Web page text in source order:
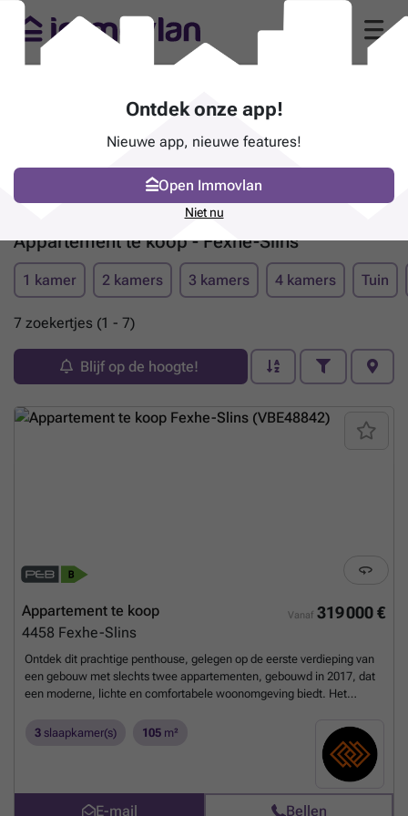
Appartement te koop - Fexhe-Slins
1 kamer 2 kamers 3 kamers 4 kamers Tuin
7 zoekertjes (1 - 7)
Blijf op de hoogte!
Vanaf 319 000 €
Appartement te koop
4458 Fexhe-Slins
Ontdek dit prachtige penthouse, gelegen op de eerste verdieping van
een gebouw met slechts twee appartementen, gebouwd in 2017, dat
een moderne, lichte en comfortabele woonomgeving biedt. Het
keuken, 3 slaapkamers, een badkamer en een verzorgde afwerking.
Het wooncomfort wordt verzekerd door een warmtepomp en PVC-
ramen met dubbele beglazing, die uitstekende energieprestaties
garanderen. Buiten geniet u van een privéterras en een privétuin op
het gelijkvloers. Bovendien werd een vergunning verleend voor de
3 slaapkamer(s) 105 m²
E-mail Bellen
Ontdek onze app!
Nieuwe app, nieuwe features!
Open Immovlan
Niet nu